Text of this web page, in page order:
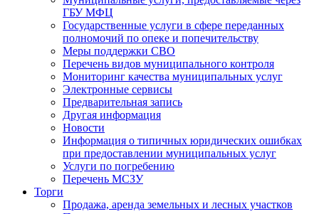
ГБУ МФЦ
Государственные услуги в сфере переданных
полномочий по опеке и попечительству
Меры поддержки СВО
Перечень видов муниципального контроля
Мониторинг качества муниципальных услуг
Электронные сервисы
Предварительная запись
Другая информация
Новости
Информация о типичных юридических ошибках
при предоставлении муниципальных услуг
Услуги по погребению
Перечень МСЗУ
Торги
Продажа, аренда земельных и лесных участков